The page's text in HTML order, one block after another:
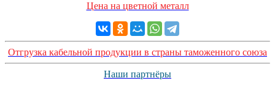
Цена на цветной металл
Отгрузка кабельной продукции в страны таможенного союза
Наши партнёры